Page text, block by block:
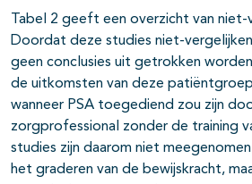
Tabel 2 geeft een overzicht van
Doordat deze studies niet-
geen conclusies uit getrokken
de uitkomsten van deze
wanneer PSA toegediend zou zijn
zorgprofessional zonder de training
studies zijn daarom niet
het graderen van de bewijskracht,